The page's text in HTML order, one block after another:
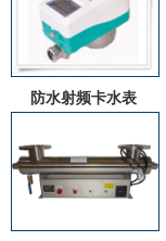
防水射频卡水表